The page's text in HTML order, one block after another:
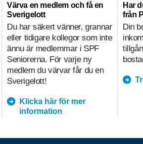
Värva en medlem och få en
Sverigelott
Du har säkert vänner, grannar
eller tidigare kollegor som inte
ännu är medlemmar i SPF
Seniorerna. För varje ny
medlem du värvar får du en
Sverigelott!
Klicka här för mer
information
Har
från
Din